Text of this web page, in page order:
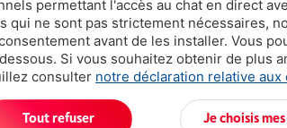
Dans 1-2
€
Ou 24
Taux
permettant l'accès au chat en direct
qui ne sont pas strictement nécessaires,
avant de les installer. Vous
Si vous souhaitez obtenir de plus
consulter notre déclaration relative aux
Je choisis
Tout refuser